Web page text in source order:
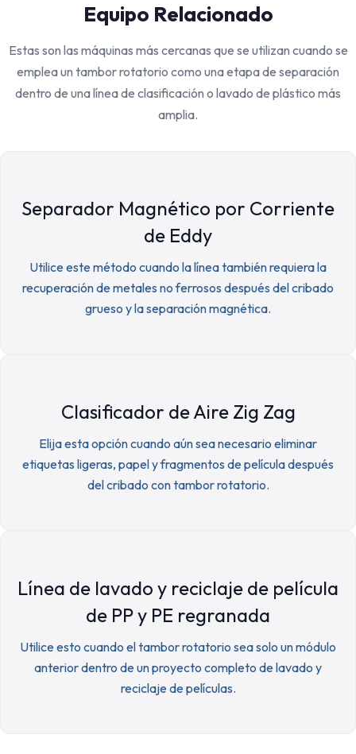
Equipo Relacionado
Estas son las máquinas más cercanas que se utilizan cuando se
emplea un tambor rotatorio como una etapa de separación
dentro de una línea de clasificación o lavado de plástico más
amplia.
Separador Magnético por Corriente
de Eddy
Utilice este método cuando la línea también requiera la
recuperación de metales no ferrosos después del cribado
grueso y la separación magnética.
Clasificador de Aire Zig Zag
Elija esta opción cuando aún sea necesario eliminar
etiquetas ligeras, papel y fragmentos de película después
del cribado con tambor rotatorio.
Línea de lavado y reciclaje de película
de PP y PE regranada
Utilice esto cuando el tambor rotatorio sea solo un módulo
anterior dentro de un proyecto completo de lavado y
reciclaje de películas.